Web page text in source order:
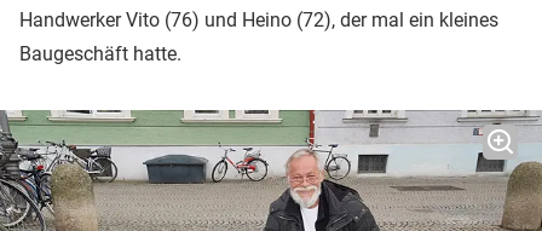
Handwerker Vito (76) und Heino (72), der mal ein kleines
Baugeschäft hatte.